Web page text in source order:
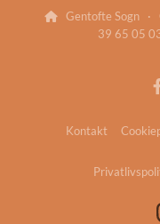
Gentofte Sogn ·
39 65 05
Kontakt